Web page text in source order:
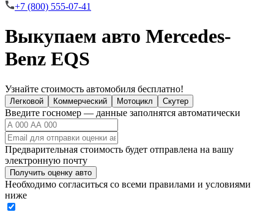
+7 (800) 555-07-41
Выкупаем авто Mercedes-
Benz EQS
Узнайте стоимость автомобиля бесплатно!
Легковой Коммерческий Мотоцикл Скутер
Введите госномер — данные заполнятся автоматически
Предварительная стоимость будет отправлена на вашу
электронную почту
Получить оценку авто
Необходимо согласиться со всеми правилами и условиями
ниже